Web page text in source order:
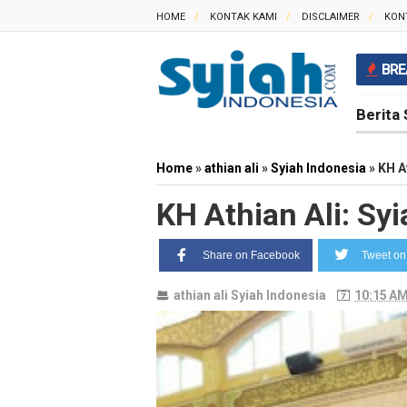
HOME KONTAK KAMI DISCLAIMER
Berita
Home»athian ali »Syiah Indonesia » KH
KH Athian Ali:
Share on Facebook Tweet
athian ali Syiah Indonesia 10:15 AM